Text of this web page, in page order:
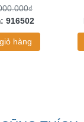
916502
hàng